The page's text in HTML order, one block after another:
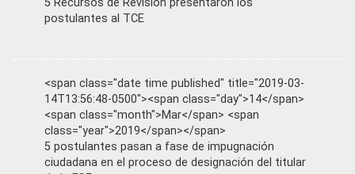
5 Recursos de Revisión presentaron los
postulantes al TCE
<span class="date time published" title="2019-03-
14T13:56:48-0500"><span class="day">14</span>
<span class="month">Mar</span> <span
class="year">2019</span></span>
5 postulantes pasan a fase de impugnación
ciudadana en el proceso de designación del titular